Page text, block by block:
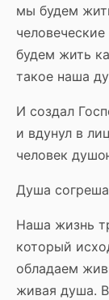
мы будем
будем жить
такое наша
И создал
и вдунул в
человек
Душа
Наша жизнь
который
обладаем
живая душа.